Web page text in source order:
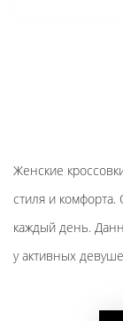
Женские
стиля и
каждый день.
у активных